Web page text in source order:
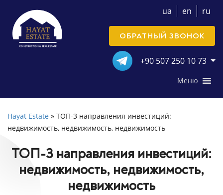
ua en ru
+90 507 250 10 73
ОБРАТНЫЙ ЗВОНОК
Меню
Hayat Estate » ТОП-3 направления инвестиций:
недвижимость, недвижимость, недвижимость
ТОП-3 направления инвестиций:
недвижимость, недвижимость,
недвижимость